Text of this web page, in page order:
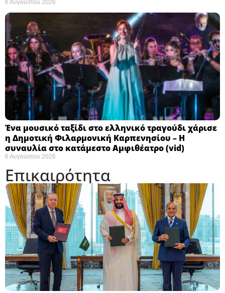
6 Αυγούστου 2026
Ένα μουσικό ταξίδι στο ελληνικό τραγούδι χάρισε
η Δημοτική Φιλαρμονική Καρπενησίου – Η
συναυλία στο κατάμεστο Αμφιθέατρο (vid)
6 Αυγούστου 2026
Επικαιρότητα